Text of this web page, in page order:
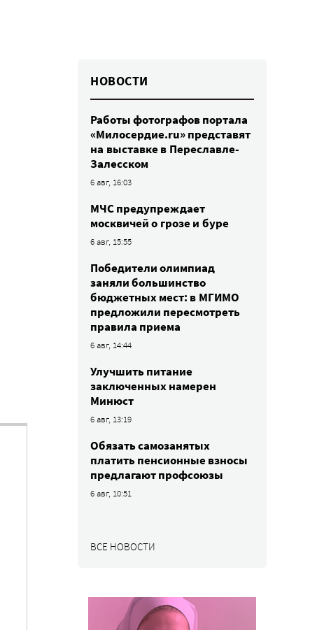
НОВОСТИ
Работы фотографов портала
«Милосердие.ru» представят
на выставке в Переславле-
Залесском
6 авг, 16:03
МЧС предупреждает
москвичей о грозе и буре
6 авг, 15:55
Победители олимпиад
заняли большинство
бюджетных мест: в МГИМО
предложили пересмотреть
правила приема
6 авг, 14:44
Улучшить питание
заключенных намерен
Минюст
6 авг, 13:19
Обязать самозанятых
платить пенсионные взносы
предлагают профсоюзы
6 авг, 10:51
ВСЕ НОВОСТИ